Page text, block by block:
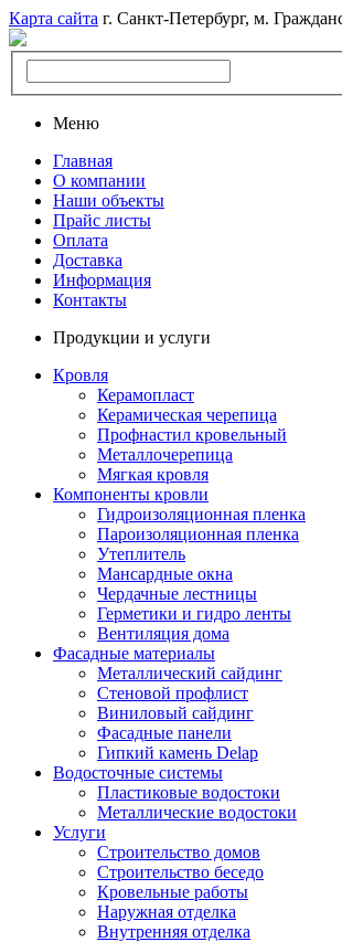
Карта сайта г. Санкт-Петербург, м.
Меню
Главная
О компании
Наши объекты
Прайс листы
Оплата
Доставка
Информация
Контакты
Продукции и услуги
Кровля
Керамопласт
Керамическая черепица
Профнастил кровельный
Металлочерепица
Мягкая кровля
Компоненты кровли
Гидроизоляционная пленка
Пароизоляционная пленка
Утеплитель
Мансардные окна
Чердачные лестницы
Герметики и гидро ленты
Вентиляция дома
Фасадные материалы
Металлический сайдинг
Стеновой профлист
Виниловый сайдинг
Фасадные панели
Гипкий камень Delap
Водосточные системы
Пластиковые водостоки
Металлические водостоки
Услуги
Строительство домов
Строительство беседо
Кровельные работы
Наружная отделка
Внутренняя отделка